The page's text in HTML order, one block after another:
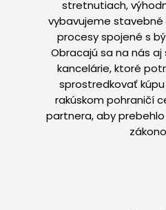
stretnutiach,
vybavujeme
procesy spojené s
Obracajú sa na nás
kancelárie, ktoré
sprostredkovať
rakúskom pohraničí
partnera, aby